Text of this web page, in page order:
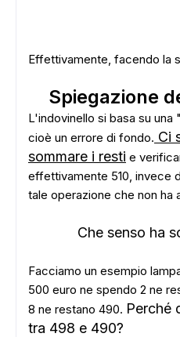
Effettivamente, facendo la
Spiegazione
L'indovinello si basa su una "
cioè un errore di fondo. Ci
sommare i resti e
effettivamente 510, invece
tale operazione che non ha
Che senso ha
Facciamo un esempio
500 euro ne spendo 2 ne
8 ne restano 490. Perché
tra 498 e 490?